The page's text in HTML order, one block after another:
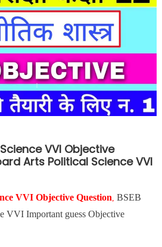
VVI Objective
Arts Political Science VVI
VVI Objective Question BSEB
VVI Important guess Objective